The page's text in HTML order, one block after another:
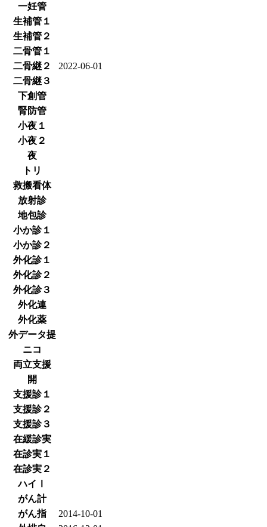
一妊管
生補管１
生補管２
二骨管１
二骨継２
2022-06-01
二骨継３
下創管
腎防管
小夜１
小夜２
夜
トリ
救搬看体
放射診
地包診
小か診１
小か診２
外化診１
外化診２
外化診３
外化連
外化薬
外データ提
ニコ
両立支援
開
支援診１
支援診２
支援診３
在緩診実
在診実１
在診実２
ハイⅠ
がん計
がん指
2014-10-01